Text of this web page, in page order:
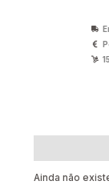
Ainda não